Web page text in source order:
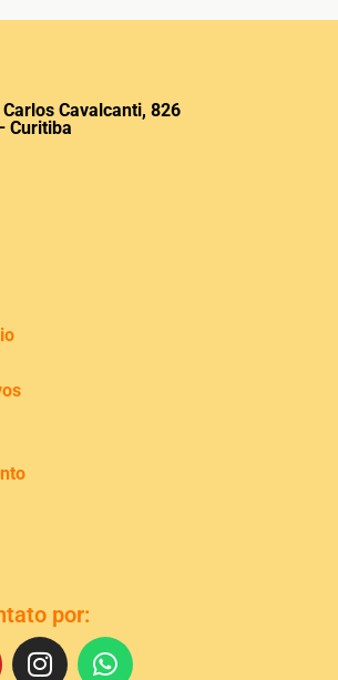
Cavalcanti, 826
Curitiba
por: